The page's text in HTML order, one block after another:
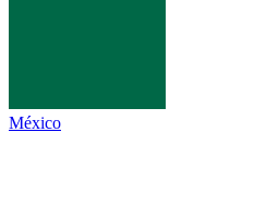
México